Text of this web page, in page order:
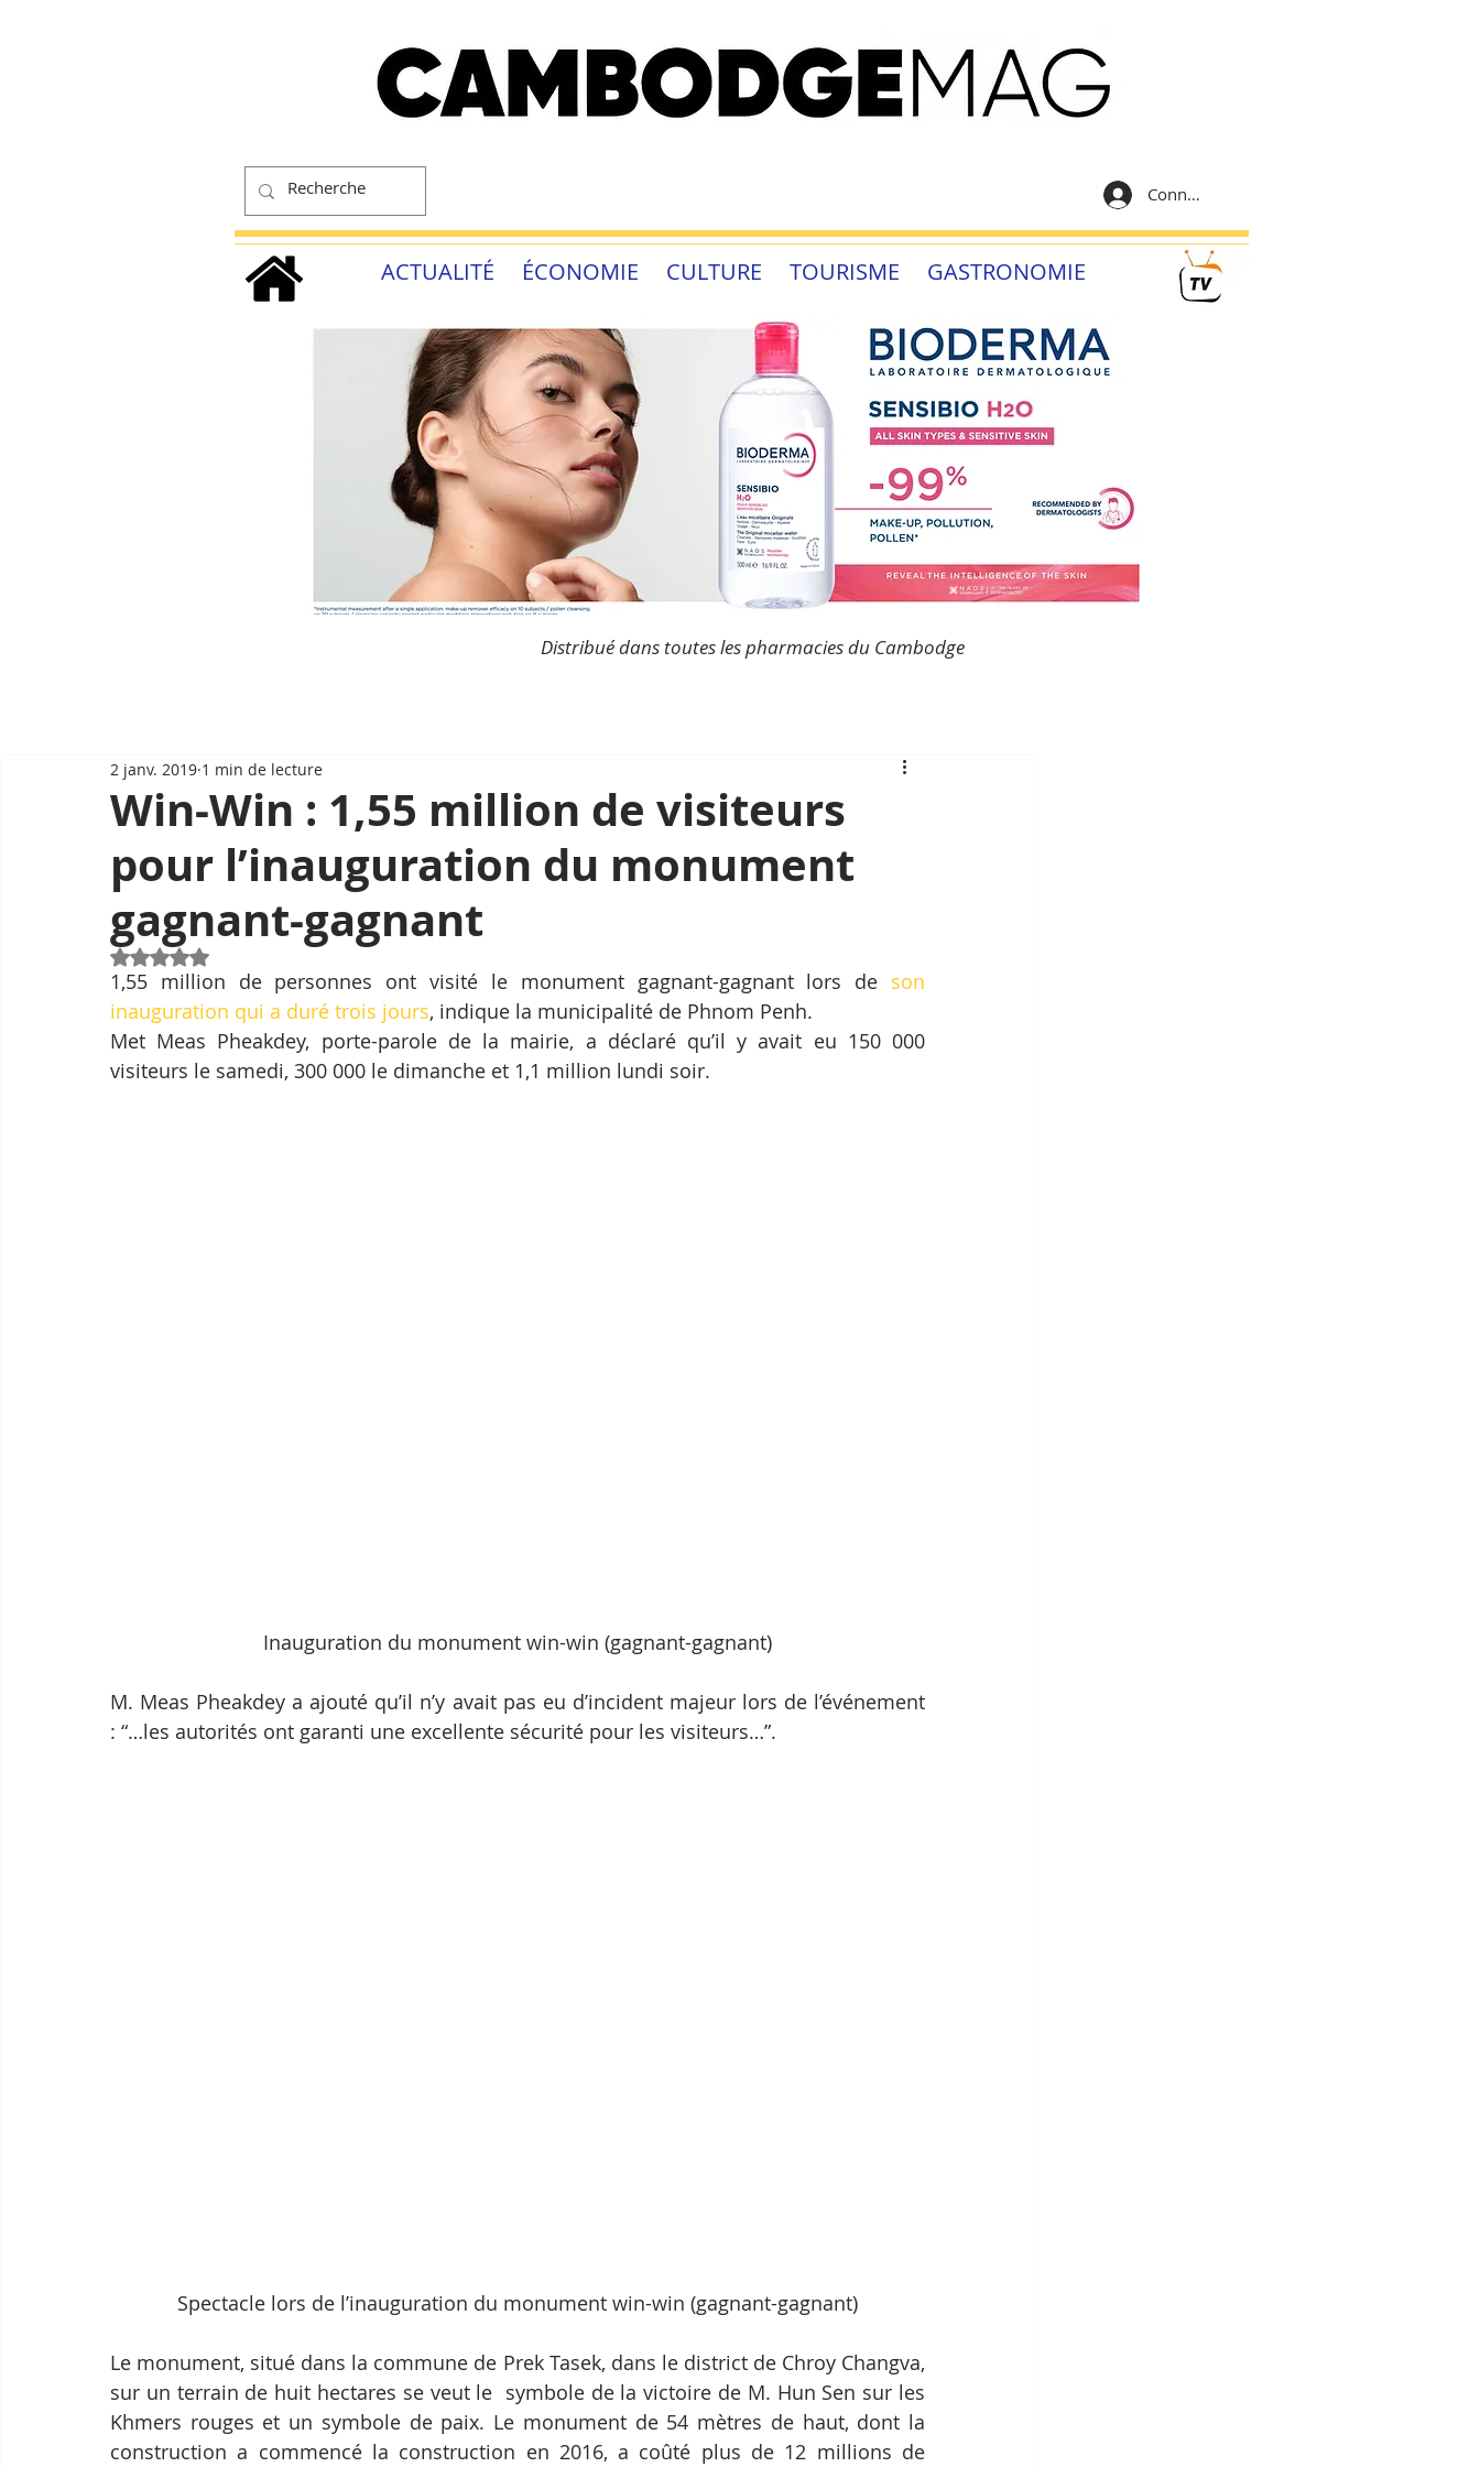
Connexion
ACTUALITÉ ÉCONOMIE CULTURE TOURISME GASTRONOMIE
Distribué dans toutes les pharmacies du Cambodge
Win-Win : 1,55 million de visiteurs
pour l’inauguration du monument
gagnant-gagnant
2 janv. 2019 1 min de lecture
Noté NaN étoiles sur 5.
1,55 million de personnes ont visité le monument gagnant-gagnant lors de son
inauguration qui a duré trois jours, indique la municipalité de Phnom Penh.
Met Meas Pheakdey, porte-parole de la mairie, a déclaré qu’il y avait eu 150 000
visiteurs le samedi, 300 000 le dimanche et 1,1 million lundi soir.
Inauguration du monument win-win (gagnant-gagnant)
M. Meas Pheakdey a ajouté qu’il n’y avait pas eu d’incident majeur lors de l’événement
: “…les autorités ont garanti une excellente sécurité pour les visiteurs…”.
Spectacle lors de l’inauguration du monument win-win (gagnant-gagnant)
Le monument, situé dans la commune de Prek Tasek, dans le district de Chroy Changva,
sur un terrain de huit hectares se veut le  symbole de la victoire de M. Hun Sen sur les
Khmers rouges et un symbole de paix. Le monument de 54 mètres de haut, dont la
construction a commencé la construction en 2016, a coûté plus de 12 millions de